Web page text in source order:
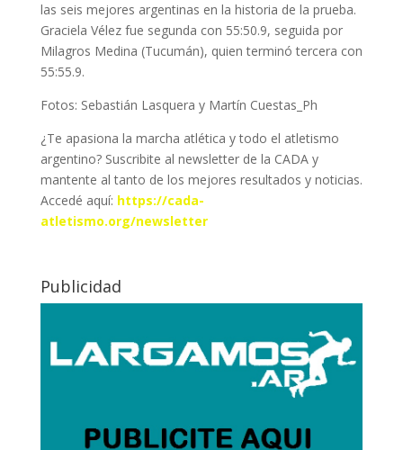
las seis mejores argentinas en la historia de la prueba.
Graciela Vélez fue segunda con 55:50.9, seguida por
Milagros Medina (Tucumán), quien terminó tercera con
55:55.9.
Fotos: Sebastián Lasquera y Martín Cuestas_Ph
¿Te apasiona la marcha atlética y todo el atletismo
argentino? Suscribite al newsletter de la CADA y
mantente al tanto de los mejores resultados y noticias.
Accedé aquí: https://cada-
atletismo.org/newsletter
Publicidad